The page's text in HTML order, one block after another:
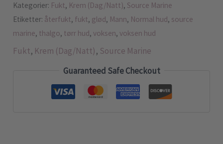
Kategorier: Fukt, Krem (Dag/Natt), Source Marine
Etiketter: återfukt, fukt, glød, Mann, Normal hud, source
marine, thalgo, tørr hud,voksen,voksen hud
Fukt, Krem (Dag/Natt), Source Marine
Guaranteed Safe Checkout